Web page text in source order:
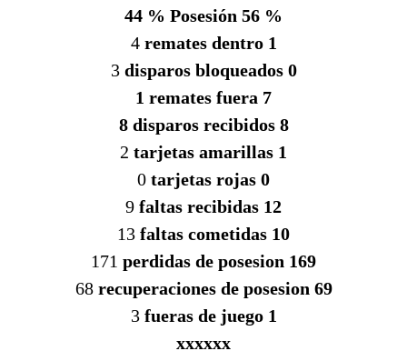
44 % Posesión 56 %
4 remates dentro 1
3 disparos bloqueados 0
1 remates fuera 7
8 disparos recibidos 8
2 tarjetas amarillas 1
0 tarjetas rojas 0
9 faltas recibidas 12
13 faltas cometidas 10
171 perdidas de posesion 169
68 recuperaciones de posesion 69
3 fueras de juego 1
xxxxxx